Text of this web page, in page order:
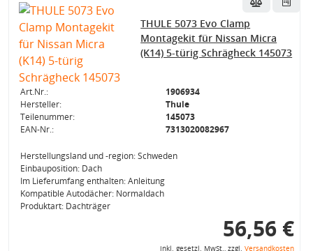
THULE 5073 Evo Clamp
Montagekit für Nissan Micra
(K14) 5-türig Schrägheck 145073
Art.Nr.:
1906934
Hersteller:
Thule
Teilenummer:
145073
EAN-Nr.:
7313020082967
Herstellungsland und -region: Schweden
Einbauposition: Dach
Im Lieferumfang enthalten: Anleitung
Kompatible Autodächer: Normaldach
Produktart: Dachträger
56,56 €
inkl. gesetzl. MwSt., zzgl. Versandkosten